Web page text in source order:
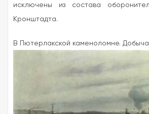
исключены из состава
Кронштадта.
В Пютерлакской каменоломне.